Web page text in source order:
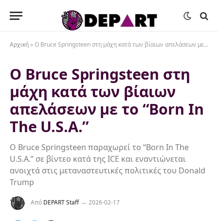
Αρχική »Ο Bruce Springsteen στη μάχη κατά των βίαιων απελάσεων με το “Born In The U.S.A.”
Ο Bruce Springsteen στη
μάχη κατά των βίαιων
απελάσεων με το “Born In
The U.S.A.”
Ο Bruce Springsteen παραχωρεί το “Born In The
U.S.A.” σε βίντεο κατά της ICE και εναντιώνεται
ανοιχτά στις μεταναστευτικές πολιτικές του Donald
Trump
Από DEPART Staff 2026-02-17